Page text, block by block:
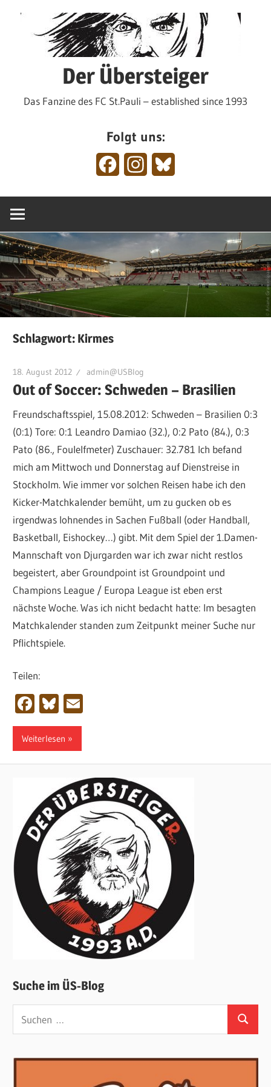
Der Übersteiger
Das Fanzine des FC St.Pauli – established since 1993
Folgt uns:
FacebookInstagram
Schlagwort: Kirmes
18. August 2012 admin@USBlog
Out of Soccer: Schweden – Brasilien
Freundschaftsspiel, 15.08.2012: Schweden – Brasilien 0:3
(0:1) Tore: 0:1 Leandro Damiao (32.), 0:2 Pato (84.), 0:3
Pato (86., Foulelfmeter) Zuschauer: 32.781 Ich befand
mich am Mittwoch und Donnerstag auf Dienstreise in
Stockholm. Wie immer vor solchen Reisen habe ich den
Kicker-Matchkalender bemüht, um zu gucken ob es
irgendwas lohnendes in Sachen Fußball (oder Handball,
Basketball, Eishockey…) gibt. Mit dem Spiel der 1.Damen-
Mannschaft von Djurgarden war ich zwar nicht restlos
begeistert, aber Groundpoint ist Groundpoint und
Champions League / Europa League ist eben erst
nächste Woche. Was ich nicht bedacht hatte: Im besagten
Matchkalender standen zum Zeitpunkt meiner Suche nur
Pflichtspiele.
Teilen:
Facebook
Bluesky
Weiterlesen
Suche im ÜS-Blog
Suchen